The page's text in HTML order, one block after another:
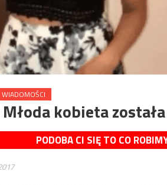
WIADOMOŚCI
kobieta
PODOBA CI SIĘ TO CO